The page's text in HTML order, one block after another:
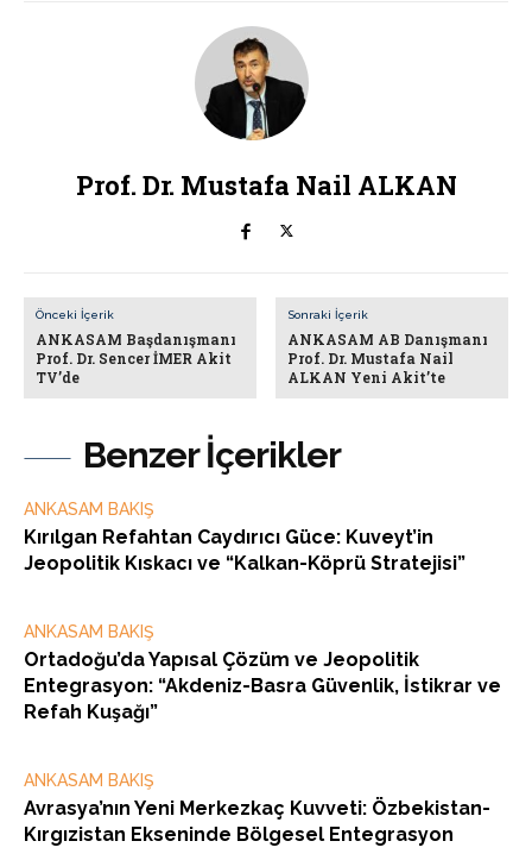
Benzer İçerikler
ANKASAM BAKIŞ
Kırılgan Refahtan Caydırıcı Güce: Kuveyt’in
Jeopolitik Kıskacı ve “Kalkan-Köprü Stratejisi”
ANKASAM BAKIŞ
Ortadoğu’da Yapısal Çözüm ve Jeopolitik
Entegrasyon: “Akdeniz-Basra Güvenlik, İstikrar ve
Refah Kuşağı”
ANKASAM BAKIŞ
Avrasya’nın Yeni Merkezkaç Kuvveti: Özbekistan-
Kırgızistan Ekseninde Bölgesel Entegrasyon
Prof. Dr. Mustafa Nail ALKAN
Önceki İçerik
ANKASAM Başdanışmanı
Prof. Dr. Sencer İMER Akit
TV’de
Sonraki İçerik
ANKASAM AB Danışmanı
Prof. Dr. Mustafa Nail
ALKAN Yeni Akit’te